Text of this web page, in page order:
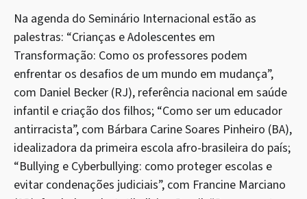
Na agenda do Seminário Internacional estão as
palestras: “Crianças e Adolescentes em
Transformação: Como os professores podem
enfrentar os desafios de um mundo em mudança”,
com Daniel Becker (RJ), referência nacional em saúde
infantil e criação dos filhos; “Como ser um educador
antirracista”, com Bárbara Carine Soares Pinheiro (BA),
idealizadora da primeira escola afro-brasileira do país;
“Bullying e Cyberbullying: como proteger escolas e
evitar condenações judiciais”, com Francine Marciano